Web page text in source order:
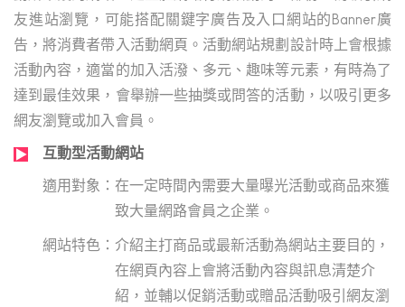
友進站瀏覽，可能搭配關鍵字廣告及入口網站的Banner廣
告，將消費者帶入活動網頁。活動網站規劃設計時上會根據
活動內容，適當的加入活潑、多元、趣味等元素，有時為了
達到最佳效果，會舉辦一些抽獎或問答的活動，以吸引更多
網友瀏覽或加入會員。
互動型活動網站
在一定時間內需要大量曝光活動或商品來獲
致大量網路會員之企業。
介紹主打商品或最新活動為網站主要目的，
在網頁內容上會將活動內容與訊息清楚介
紹，並輔以促銷活動或贈品活動吸引網友瀏